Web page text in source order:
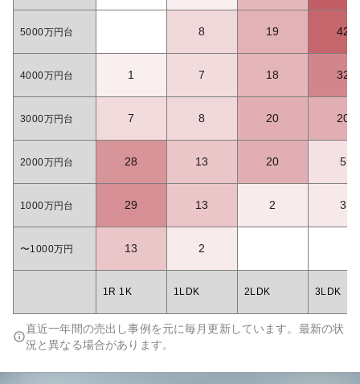
5000万円台 8 19 42
4000万円台 1 7 18 32
3000万円台 7 8 20 20
2000万円台 28 13 20 5
1000万円台 29 13 2 3
〜1000万円 13 2
1R 1K 1LDK 2LDK 3LDK
直近一年間の売出し事例を元に毎月更新しています。最新の状
況と異なる場合があります。